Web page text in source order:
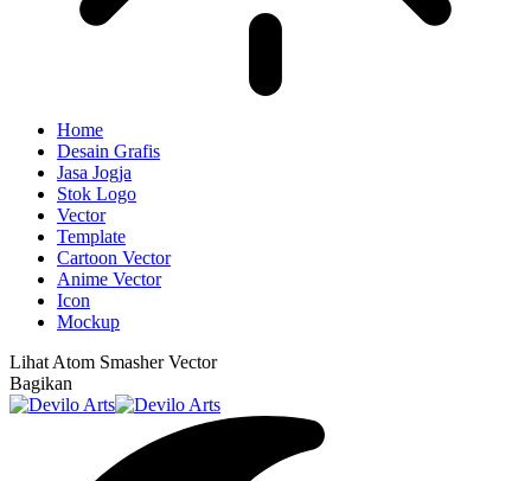
Home
Desain Grafis
Jasa Jogja
Stok Logo
Vector
Template
Cartoon Vector
Anime Vector
Icon
Mockup
Lihat Atom Smasher Vector
Bagikan